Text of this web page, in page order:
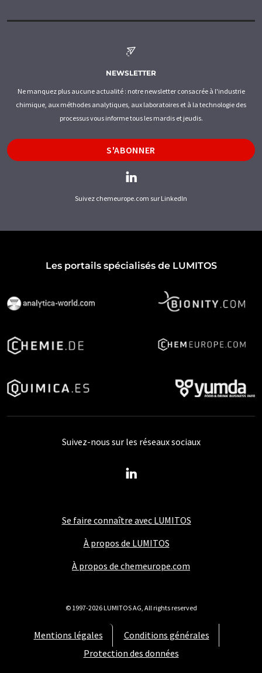
NEWSLETTER
Ne manquez plus aucune actualité : notre newsletter consacrée à l'industrie
chimique, aux méthodes analytiques, aux laboratoires et à la technologie des
processus vous informe tous les mardis et jeudis.
S'ABONNER
Suivez chemeurope.com sur LinkedIn
Les portails spécialisés de LUMITOS
Se faire connaître avec LUMITOS
À propos de LUMITOS
À propos de chemeurope.com
Mentions légales
Conditions générales
Protection des données
Suivez-nous sur les réseaux sociaux
© 1997-2026 LUMITOS AG, All rights reserved